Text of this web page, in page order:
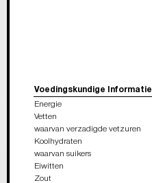
Voedingskundige Informatie
Energie
Vetten
waarvan verzadigde vetzuren
Koolhydraten
waarvan suikers
Eiwitten
Zout